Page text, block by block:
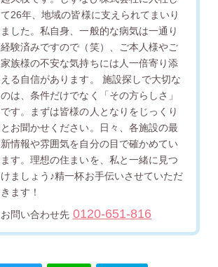
て26年、地域の皆様に支えられてまいり
ました。私自身、一般的な病気は一通り
経験済みですので（笑）、ご本人様やご
家族様の不安な気持ちには人一倍寄り添
える自信があります。 施設探しで大切な
のは、条件だけでなく「その方らしさ」
です。まずは皆様の人となりをじっくり
とお聞かせください。日々、各施設の最
新情報や雰囲気を自分の目で確かめてい
ます。理想の住まいを、私と一緒に見つ
けましょう♪精一杯お手伝いさせていただ
きます！
お問い合わせ先 0120-651-816